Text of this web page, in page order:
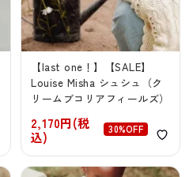
【last one！】【SALE】
Louise Misha シュシュ（ク
リームブコリアフィールズ）
2,170円(税
込)
30%OFF